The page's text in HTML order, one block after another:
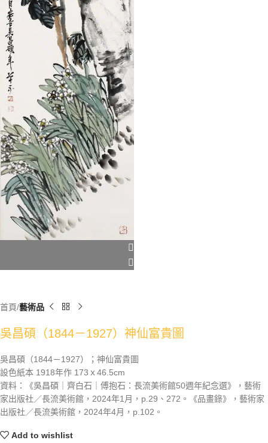
首頁 藝術品
吳昌碩（1844－1927）神仙富貴圖
吳昌碩（1844－1927）；神仙富貴圖
設色紙本 1918年作 173ｘ46.5cm
資料：《吳昌碩｜齊白石｜傅抱石：長流美術館50週年紀念選》，藝術
家出版社／長流美術館，2024年1月，p.29、272。《品畫錄》，藝術家
出版社／長流美術館，2024年4月，p.102。
Add to wishlist